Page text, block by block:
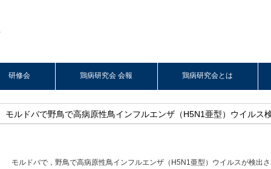
研修会 鶏病研究会 会報 鶏病研究会とは
モルドバで野鳥で高病原性鳥インフルエンザ（H5N1亜型）ウイルス
モルドバで，野鳥で高病原性鳥インフルエンザ（H5N1亜型）ウイルスが検出